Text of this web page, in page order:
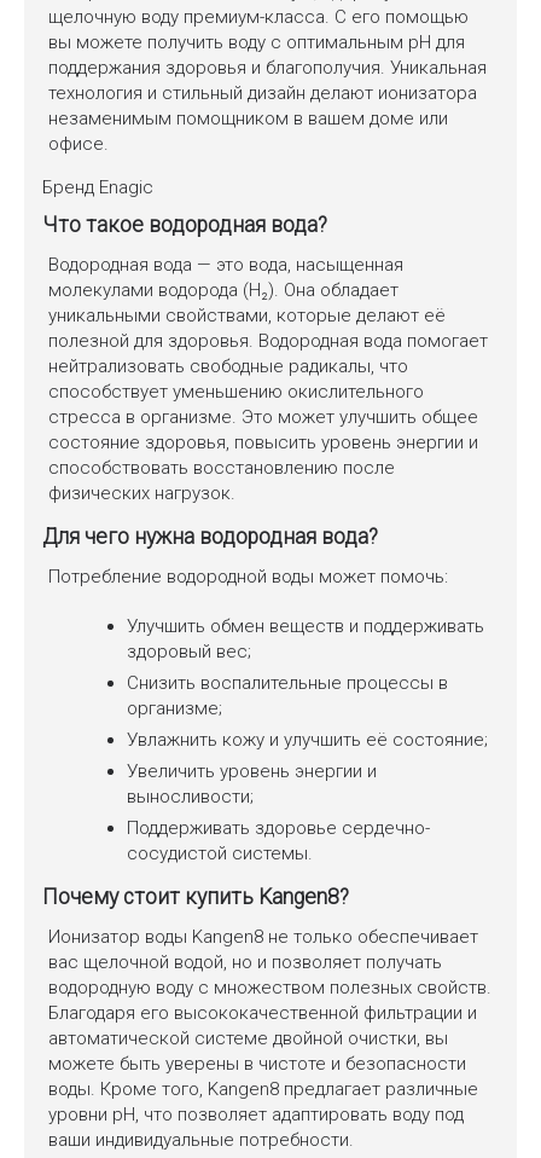
щелочную воду премиум-класса. С его помощью
вы можете получить воду с оптимальным pH для
поддержания здоровья и благополучия. Уникальная
технология и стильный дизайн делают ионизатора
незаменимым помощником в вашем доме или
офисе.
Бренд Enagic
Что такое водородная вода?
Водородная вода — это вода, насыщенная
молекулами водорода (H₂). Она обладает
уникальными свойствами, которые делают её
полезной для здоровья. Водородная вода помогает
нейтрализовать свободные радикалы, что
способствует уменьшению окислительного
стресса в организме. Это может улучшить общее
состояние здоровья, повысить уровень энергии и
способствовать восстановлению после
физических нагрузок.
Для чего нужна водородная вода?
Потребление водородной воды может помочь:
Улучшить обмен веществ и поддерживать
здоровый вес;
Снизить воспалительные процессы в
организме;
Увлажнить кожу и улучшить её состояние;
Увеличить уровень энергии и
выносливости;
Поддерживать здоровье сердечно-
сосудистой системы.
Почему стоит купить Kangen8?
Ионизатор воды Kangen8 не только обеспечивает
вас щелочной водой, но и позволяет получать
водородную воду с множеством полезных свойств.
Благодаря его высококачественной фильтрации и
автоматической системе двойной очистки, вы
можете быть уверены в чистоте и безопасности
воды. Кроме того, Kangen8 предлагает различные
уровни pH, что позволяет адаптировать воду под
ваши индивидуальные потребности.